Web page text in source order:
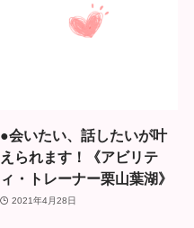
●会いたい、話したいが叶
えられます！《アビリテ
ィ・トレーナー栗山葉湖》
2021年4月28日